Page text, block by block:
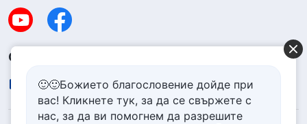
Свържете се с нас
contact.bg@godfootsteps.org
🙂🙂Божието благословение дойде при
вас! Кликнете тук, за да се свържете с
нас, за да ви помогнем да разрешите